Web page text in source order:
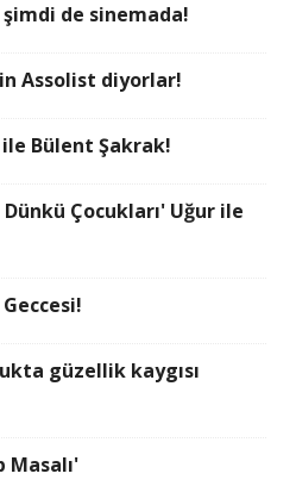
de sinemada!
Assolist diyorlar!
Bülent Şakrak!
Dünkü Çocukları' Uğur ile
güzellik kaygısı
Masalı'